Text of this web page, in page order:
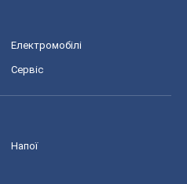
Електромобілі
Сервіс
Напої